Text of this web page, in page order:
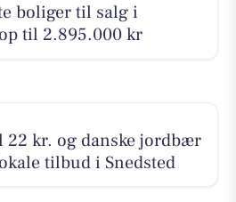
boliger til salg i
til 2.895.000 kr
kr. og danske jordbær
tilbud i Snedsted